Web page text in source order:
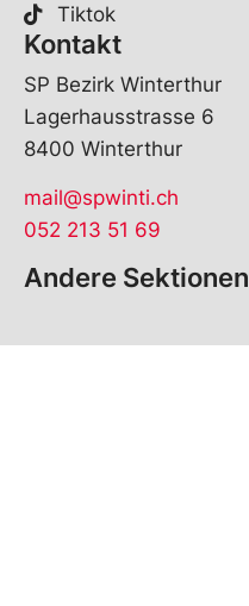
Tiktok
Kontakt
SP Bezirk Winterthur
Lagerhausstrasse 6
8400 Winterthur
mail@spwinti.ch
052 213 51 69
Andere Sektionen